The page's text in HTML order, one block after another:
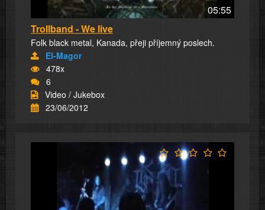
05:55
Trollband - We live
Folk black metal, Kanada, přeji příjemný poslech.
El-Magor
478x
6
Video / Jukebox
23/06/2012